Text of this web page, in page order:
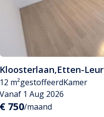
Kloosterlaan,Etten-Leur
12 m²gestoffeerdKamer
Vanaf 1 Aug 2026
€ 750/maand